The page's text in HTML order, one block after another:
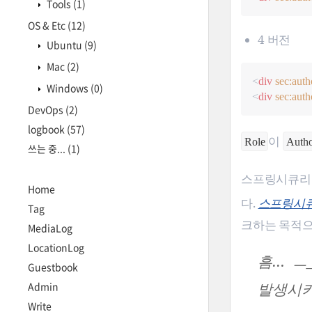
Tools (1)
OS & Etc (12)
Ubuntu (9)
Mac (2)
Windows (0)
DevOps (2)
logbook (57)
쓰는 중... (1)
Home
Tag
MediaLog
LocationLog
Guestbook
Admin
Write
4 버전
<div
<div
Role 이
스프링시큐
다. 스프링시
크하는 목적
흠…​
발생시